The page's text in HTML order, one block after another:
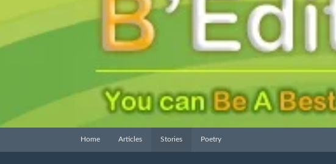
Home(current)Articles Stories Poetry